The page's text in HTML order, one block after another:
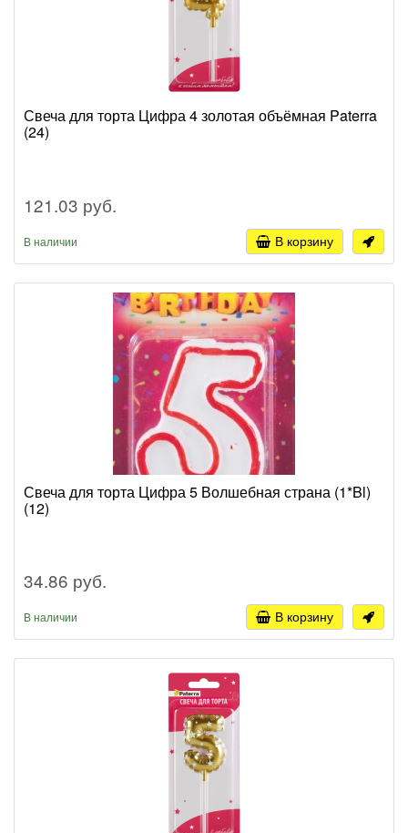
Свеча для торта Цифра 4 золотая объёмная Paterra
(24)
121.03 руб.
В наличии В корзину
Свеча для торта Цифра 5 Волшебная страна (1*Bl)
(12)
34.86 руб.
В наличии В корзину